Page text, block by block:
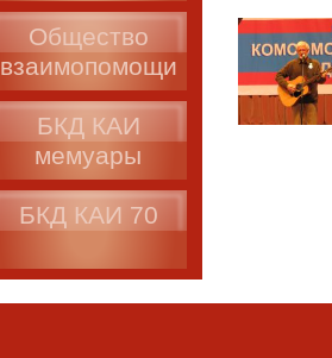
Общество
взаимопомощи
БКД КАИ
мемуары
БКД КАИ 70